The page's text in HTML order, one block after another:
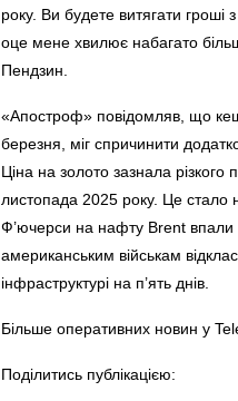
року. Ви будете витягати гроші
оце мене хвилює набагато
Пендзин.
«Апостроф» повідомляв, що
березня, міг спричинити
Ціна на золото зазнала
листопада 2025 року. Це стало
Ф’ючерси на нафту Brent
американським військам
інфраструктурі на п’ять днів.
Більше оперативних новин у
Поділитись публікацією: